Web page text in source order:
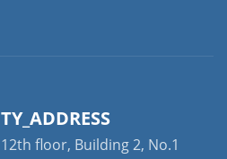
TY_ADDRESS
12th floor, Building 2, No.1